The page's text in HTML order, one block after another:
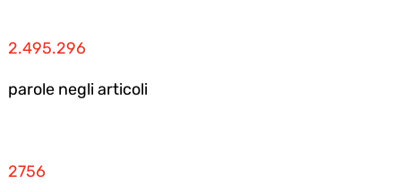
2.495.296
parole negli articoli
2756